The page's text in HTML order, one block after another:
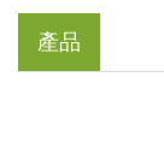
產品